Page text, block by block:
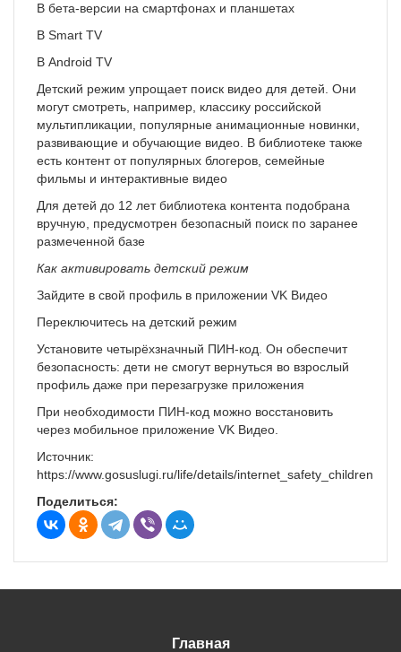
В бета-версии на смартфонах и планшетах
В Smart TV
В Android TV
Детский режим упрощает поиск видео для детей. Они
могут смотреть, например, классику российской
мультипликации, популярные анимационные новинки,
развивающие и обучающие видео. В библиотеке также
есть контент от популярных блогеров, семейные
фильмы и интерактивные видео
Для детей до 12 лет библиотека контента подобрана
вручную, предусмотрен безопасный поиск по заранее
размеченной базе
Как активировать детский режим
Зайдите в свой профиль в приложении VK Видео
Переключитесь на детский режим
Установите четырёхзначный ПИН‑код. Он обеспечит
безопасность: дети не смогут вернуться во взрослый
профиль даже при перезагрузке приложения
При необходимости ПИН‑код можно восстановить
через мобильное приложение VK Видео.
Источник:
https://www.gosuslugi.ru/life/details/internet_safety_children
Поделиться:
Главная